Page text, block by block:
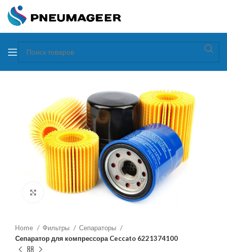
Увеличить
Home Фильтры
Сепараторы
Сепаратор для компрессора Ceccato 6221374100